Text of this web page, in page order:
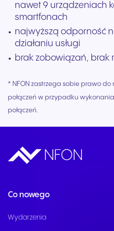
nawet 9 urządzeniach
smartfonach
najwyższą odporność
działaniu usługi
brak zobowiązań, brak
* NFON zastrzega sobie prawo
połączeń w przypadku
połączeń.
Co nowego
Wydarzenia